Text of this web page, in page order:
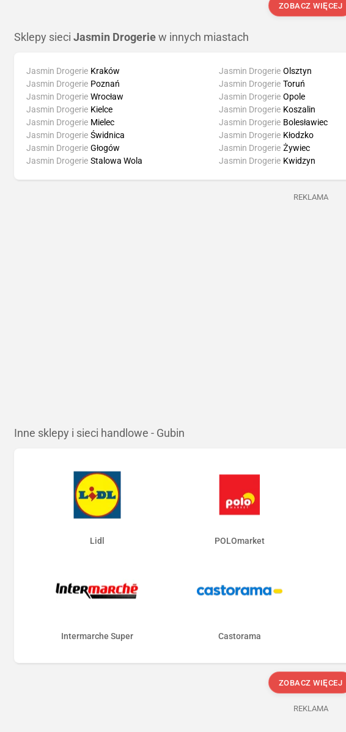
ZOBACZ WIĘCEJ
Sklepy sieci Jasmin Drogerie w innych miastach
Jasmin Drogerie Kraków
Jasmin Drogerie Poznań
Jasmin Drogerie Wrocław
Jasmin Drogerie Kielce
Jasmin Drogerie Olsztyn
Jasmin Drogerie Toruń
Jasmin Drogerie Opole
Jasmin Drogerie Koszalin
Jasmin Drogerie Mielec
Jasmin Drogerie Świdnica
Jasmin Drogerie Głogów
Jasmin Drogerie Stalowa Wola
Jasmin Drogerie Bolesławiec
Jasmin Drogerie Kłodzko
Jasmin Drogerie Żywiec
Jasmin Drogerie Kwidzyn
REKLAMA
Inne sklepy i sieci handlowe - Gubin
Lidl POLOmarket
Intermarche Super Castorama
ZOBACZ WIĘCEJ
REKLAMA